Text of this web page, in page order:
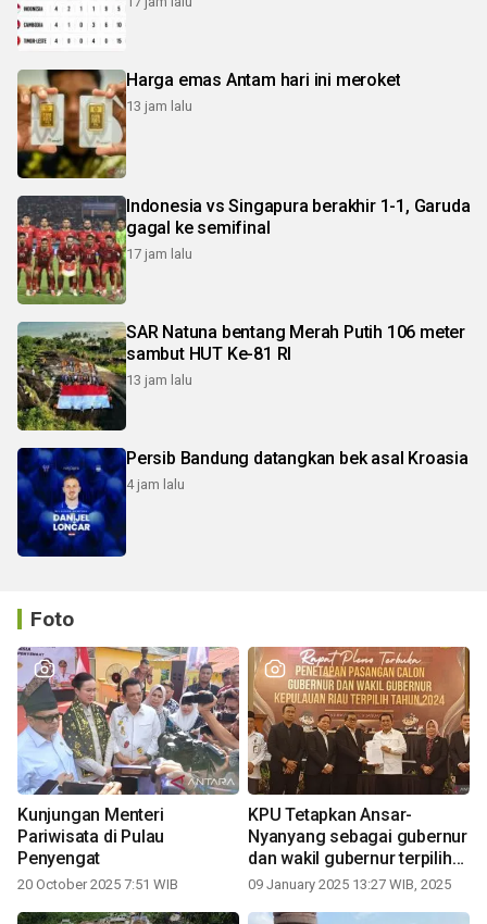
Harga emas Antam hari ini meroket
13 jam lalu
Indonesia vs Singapura berakhir 1-1, Garuda
gagal ke semifinal
17 jam lalu
SAR Natuna bentang Merah Putih 106 meter
sambut HUT Ke-81 RI
13 jam lalu
Persib Bandung datangkan bek asal Kroasia
4 jam lalu
Foto
Kunjungan Menteri
Pariwisata di Pulau
Penyengat
20 October 2025 7:51 WIB
KPU Tetapkan Ansar-
Nyanyang sebagai gubernur
dan wakil gubernur terpilih
periode 2025-2030
09 January 2025 13:27 WIB, 2025